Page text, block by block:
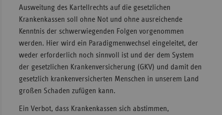
Ausweitung des Kartellrechts auf die gesetzlichen
Krankenkassen soll ohne Not und ohne ausreichende
Kenntnis der schwerwiegenden Folgen vorgenommen
werden. Hier wird ein Paradigmenwechsel eingeleitet, der
weder erforderlich noch sinnvoll ist und der dem System
der gesetzlichen Krankenversicherung (GKV) und damit den
gesetzlich krankenversicherten Menschen in unserem Land
großen Schaden zufügen kann.
Ein Verbot, dass Krankenkassen sich abstimmen,